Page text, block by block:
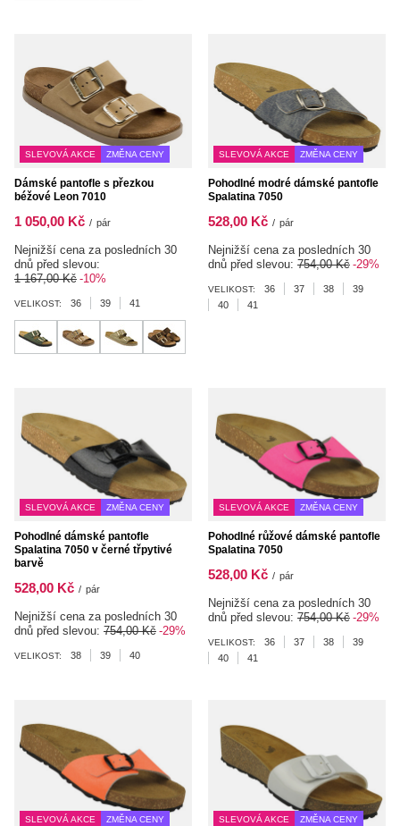
SLEVOVÁ AKCE ZMĚNA CENY
Dámské pantofle s přezkou
béžové Leon 7010
1 050,00 Kč / pár
Nejnižší cena za posledních 30
dnů před slevou:
1 167,00 Kč -10%
VELIKOST: 36 39 41
SLEVOVÁ AKCE ZMĚNA CENY
Pohodlné modré dámské pantofle
Spalatina 7050
528,00 Kč / pár
Nejnižší cena za posledních 30
dnů před slevou: 754,00 Kč -29%
VELIKOST: 36 37 38
39
40
41
SLEVOVÁ AKCE ZMĚNA CENY
Pohodlné dámské pantofle
Spalatina 7050 v černé třpytivé
barvě
528,00 Kč / pár
Nejnižší cena za posledních 30
dnů před slevou: 754,00 Kč -29%
VELIKOST: 38 39 40
SLEVOVÁ AKCE ZMĚNA CENY
Pohodlné růžové dámské pantofle
Spalatina 7050
528,00 Kč / pár
Nejnižší cena za posledních 30
dnů před slevou: 754,00 Kč -29%
VELIKOST: 36 37 38
39
40
41
SLEVOVÁ AKCE ZMĚNA CENY SLEVOVÁ AKCE ZMĚNA CENY